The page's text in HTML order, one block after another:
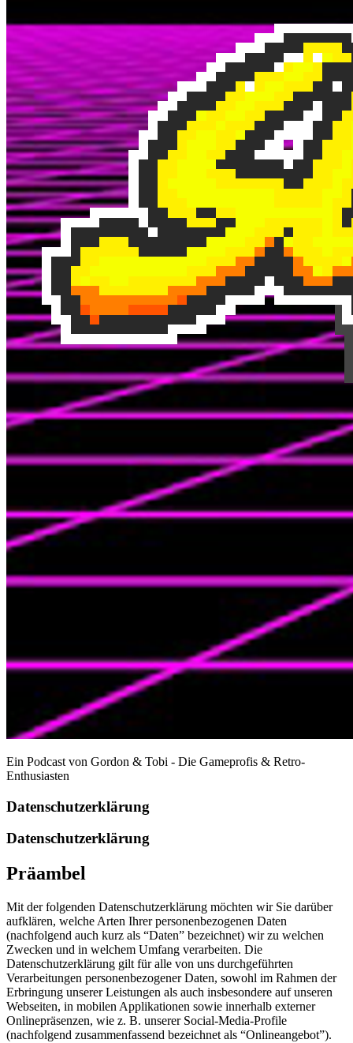
Ein Podcast von Gordon & Tobi - Die Gameprofis & Retro-
Enthusiasten
Datenschutzerklärung
Datenschutzerklärung
Präambel
Mit der folgenden Datenschutzerklärung möchten wir Sie darüber
aufklären, welche Arten Ihrer personenbezogenen Daten
(nachfolgend auch kurz als “Daten” bezeichnet) wir zu welchen
Zwecken und in welchem Umfang verarbeiten. Die
Datenschutzerklärung gilt für alle von uns durchgeführten
Verarbeitungen personenbezogener Daten, sowohl im Rahmen der
Erbringung unserer Leistungen als auch insbesondere auf unseren
Webseiten, in mobilen Applikationen sowie innerhalb externer
Onlinepräsenzen, wie z. B. unserer Social-Media-Profile
(nachfolgend zusammenfassend bezeichnet als “Onlineangebot”).